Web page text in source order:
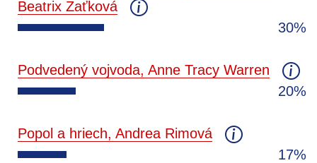
Beatrix Zaťková
30%
Podvedený vojvoda, Anne Tracy Warren
20%
Popol a hriech, Andrea Rimová
17%